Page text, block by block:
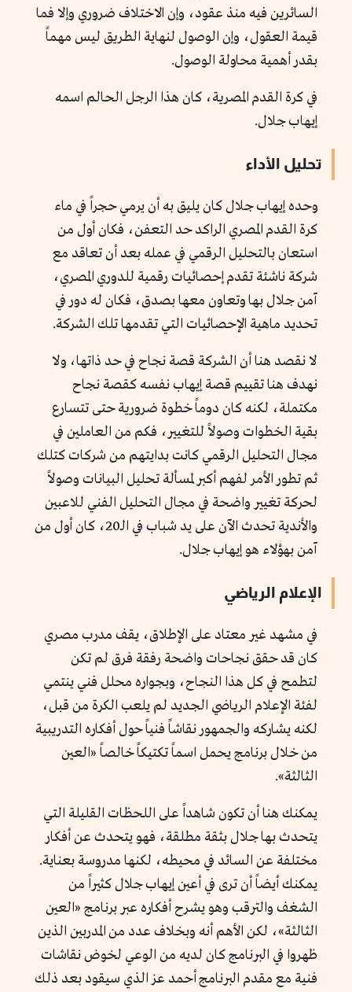
السائرين فيه منذ عقود، وإن الاختلاف ضروري وإلا فما
قيمة العقول، وإن الوصول لنهاية الطريق ليس مهماً
بقدر أهمية محاولة الوصول.
في كرة القدم المصرية، كان هذا الرجل الحالم اسمه
إيهاب جلال.
تحليل الأداء
وحده إيهاب جلال كان يليق به أن يرمي حجراً في ماء
كرة القدم المصري الراكد حد التعفن، فكان أول من
استعان بالتحليل الرقمي في عمله بعد أن تعاقد مع
شركة ناشئة تقدم إحصائيات رقمية للدوري المصري،
آمن جلال بها وتعاون معها بصدق، فكان له دور في
تحديد ماهية الإحصائيات التي تقدمها تلك الشركة.
لا نقصد هنا أن الشركة قصة نجاح في حد ذاتها، ولا
نهدف هنا تقييم قصة إيهاب نفسه كقصة نجاح
مكتملة، لكنه كان دوماً خطوة ضرورية حتى تتسارع
بقية الخطوات وصولاً للتغيير، فكم من العاملين في
مجال التحليل الرقمي كانت بدايتهم من شركات كتلك
ثم تطور الأمر لفهم أكبر لمسألة تحليل البيانات وصولاً
لحركة تغيير واضحة في مجال التحليل الفني للاعبين
والأندية تحدث الآن على يد شباب في الـ20، كان أول من
آمن بهؤلاء هو إيهاب جلال.
الإعلام الرياضي
في مشهد غير معتاد على الإطلاق، يقف مدرب مصري
كان قد حقق نجاحات واضحة رفقة فرق لم تكن
لتطمح في كل هذا النجاح، وبجواره محلل فني ينتمي
لفئة الإعلام الرياضي الجديد لم يلعب الكرة من قبل،
لكنه يشاركه والجمهور نقاشاً فنياً حول أفكاره التدريبية
من خلال برنامج يحمل اسماً تكتيكاً خالصاً «العين
الثالثة».
يمكنك هنا أن تكون شاهداً على اللحظات القليلة التي
يتحدث بها جلال بثقة مطلقة، فهو يتحدث عن أفكار
مختلفة عن السائد في محيطه، لكنها مدروسة بعناية.
يمكنك أيضاً أن ترى في أعين إيهاب جلال كثيراً من
الشغف والترقب وهو يشرح أفكاره عبر برنامج «العين
الثالثة»، لكن الأهم أنه وبخلاف عدد من المدربين الذين
ظهروا في البرنامج كان لديه من الوعي لخوض نقاشات
فنية مع مقدم البرنامج أحمد عز الذي سيقود بعد ذلك